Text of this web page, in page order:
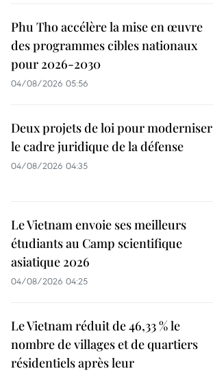
Phu Tho accélère la mise en œuvre
des programmes cibles nationaux
pour 2026-2030
04/08/2026 05:56
Deux projets de loi pour moderniser
le cadre juridique de la défense
04/08/2026 04:35
Le Vietnam envoie ses meilleurs
étudiants au Camp scientifique
asiatique 2026
04/08/2026 04:25
Le Vietnam réduit de 46,33 % le
nombre de villages et de quartiers
résidentiels après leur